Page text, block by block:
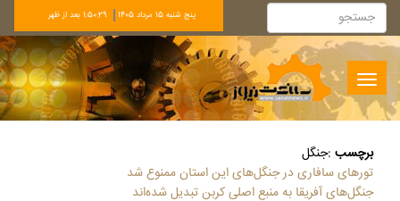
پنج شنبه 15 مرداد 1405 1:50:29 بعد از ظهر
Toggle
navigation
برچسب :جنگل
تورهای سافاری در جنگل‌های این استان ممنوع شد
جنگل‌های آفریقا به منبع اصلی کربن تبدیل شده‌اند